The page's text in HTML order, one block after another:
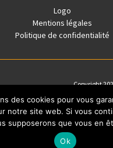
Logo
Mentions légales
Politique de confidentialité
Copyright
Conception graphique
des cookies pour vous
notre site web. Si vous
supposerons que vous en
Ok